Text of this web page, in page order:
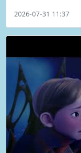
2026-07-31 11:37